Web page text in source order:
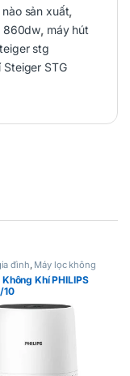
sản xuất,
860dw, máy hút
stg
STG
đình, Máy lọc không
Khí PHILIPS
10